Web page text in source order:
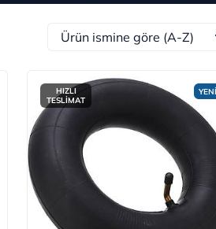
YENİ
HIZLI
TESLİMAT